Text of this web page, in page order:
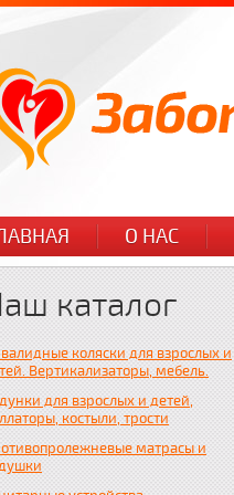
О НАС
каталог
коляски для взрослых и
Вертикализаторы, мебель.
для взрослых и детей,
костыли, трости
матрасы и